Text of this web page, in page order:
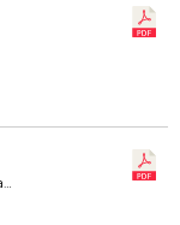
Commission Gestion des Compétitions Seniors Masculins